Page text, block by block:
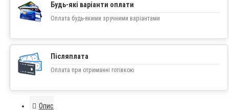
Будь-які варіанти оплати
Оплата будь-якими зручними варіантами
Післяплата
Оплата при отриманні готівкою
Опис